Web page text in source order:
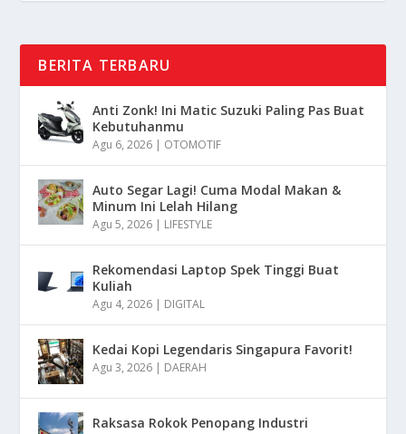
BERITA TERBARU
Anti Zonk! Ini Matic Suzuki Paling Pas Buat
Kebutuhanmu
Agu 6, 2026 | OTOMOTIF
Auto Segar Lagi! Cuma Modal Makan &
Minum Ini Lelah Hilang
Agu 5, 2026 | LIFESTYLE
Rekomendasi Laptop Spek Tinggi Buat
Kuliah
Agu 4, 2026 | DIGITAL
Kedai Kopi Legendaris Singapura Favorit!
Agu 3, 2026 | DAERAH
Raksasa Rokok Penopang Industri